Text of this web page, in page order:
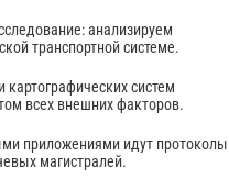
анализируем
транспортной системе.
систем
всех внешних факторов.
приложениями идут протоколы
магистралей.